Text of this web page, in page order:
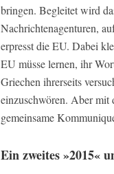
bringen. Begleitet wird
Nachrichtenagenturen,
erpresst die EU. Dabei
EU müsse lernen, ihr
Griechen ihrerseits
einzuschwören. Aber mit
gemeinsame
Ein zweites »2015«